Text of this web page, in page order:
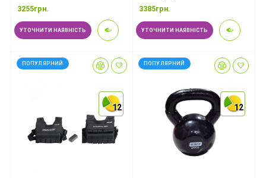
3255грн.
УТОЧНИТИ НАЯВНІСТЬ
d60cm
3385грн.
УТОЧНИТИ НАЯВНІСТЬ
12
12
12
ПОПУЛЯРНИЙ
12
12
12
ПОПУЛЯРНИЙ